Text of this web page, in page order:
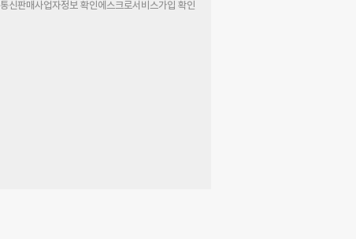
통신판매사업자정보 확인에스크로서비스가입 확인